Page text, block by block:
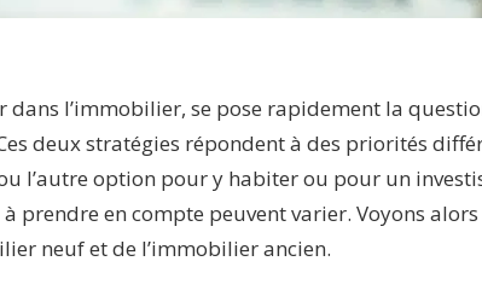
dans l’immobilier, se pose rapidement la
deux stratégies répondent à des priorités
l’autre option pour y habiter ou pour un
prendre en compte peuvent varier. Voyons
neuf et de l’immobilier ancien.